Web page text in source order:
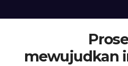
mewujudkan